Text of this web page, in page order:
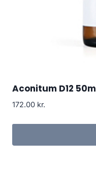
Aconitum D12
172.00 kr.